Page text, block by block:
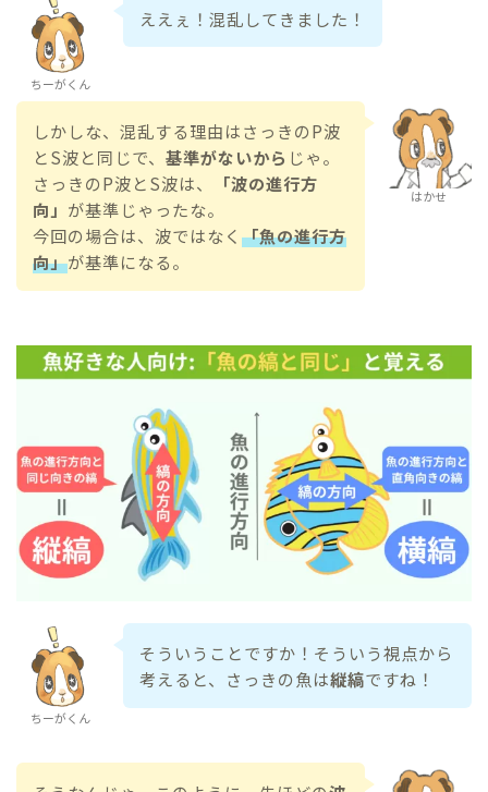
ちーがくん
ええぇ！混乱してきました！
はかせ
しかしな、混乱する理由はさっきのP波
とS波と同じで、 基準がないから じゃ。
さっきのP波とS波は、
「波の進行方
向」 が基準じゃったな。
今回の場合は、波ではなく 「魚の進行方
向」が基準になる。
ちーがくん
そういうことですか！そういう視点から
考えると、さっきの魚は縦縞ですね！